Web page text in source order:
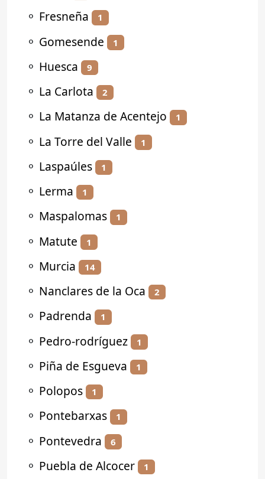
⚬ Fresneña 1
⚬ Gomesende 1
⚬ Huesca 9
⚬ La Carlota 2
⚬ La Matanza de Acentejo 1
⚬ La Torre del Valle 1
⚬ Laspaúles 1
⚬ Lerma 1
⚬ Maspalomas 1
⚬ Matute 1
⚬ Murcia 14
⚬ Nanclares de la Oca 2
⚬ Padrenda 1
⚬ Pedro-rodríguez 1
⚬ Piña de Esgueva 1
⚬ Polopos 1
⚬ Pontebarxas 1
⚬ Pontevedra 6
⚬ Puebla de Alcocer 1